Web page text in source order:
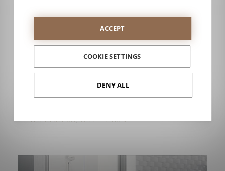
Les nouveaux produits de
PROFILTEK qui vous aideront à
vendre plus : ruban led et Ecliptek
rendent dans votre magasin de sanitaires,
viennent..
DISTRIBUTION,INSTALLATION
ACCEPT
COOKIE SETTINGS
DENY ALL